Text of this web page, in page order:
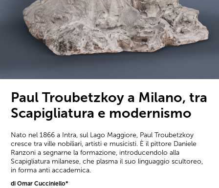
Paul Troubetzkoy a Milano, tra
Scapigliatura e modernismo
Nato nel 1866 a Intra, sul Lago Maggiore, Paul Troubetzkoy
cresce tra ville nobiliari, artisti e musicisti. È il pittore Daniele
Ranzoni a segnarne la formazione, introducendolo alla
Scapigliatura milanese, che plasma il suo linguaggio scultoreo,
in forma anti accademica.
di Omar Cucciniello*